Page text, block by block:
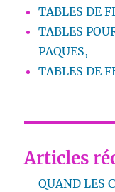
TABLES DE
TABLES
PAQUES,
TABLES DE
Articles
QUAND LES